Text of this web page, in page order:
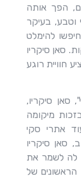
הפך אותה
וטבע, בעיקר
להימלט
סאן סיקריו
חוויית רוגע
סאן סיקריו,
מיקומה
אתרי סקי
סאן סיקריו
לה לשמר את
הראשונים של